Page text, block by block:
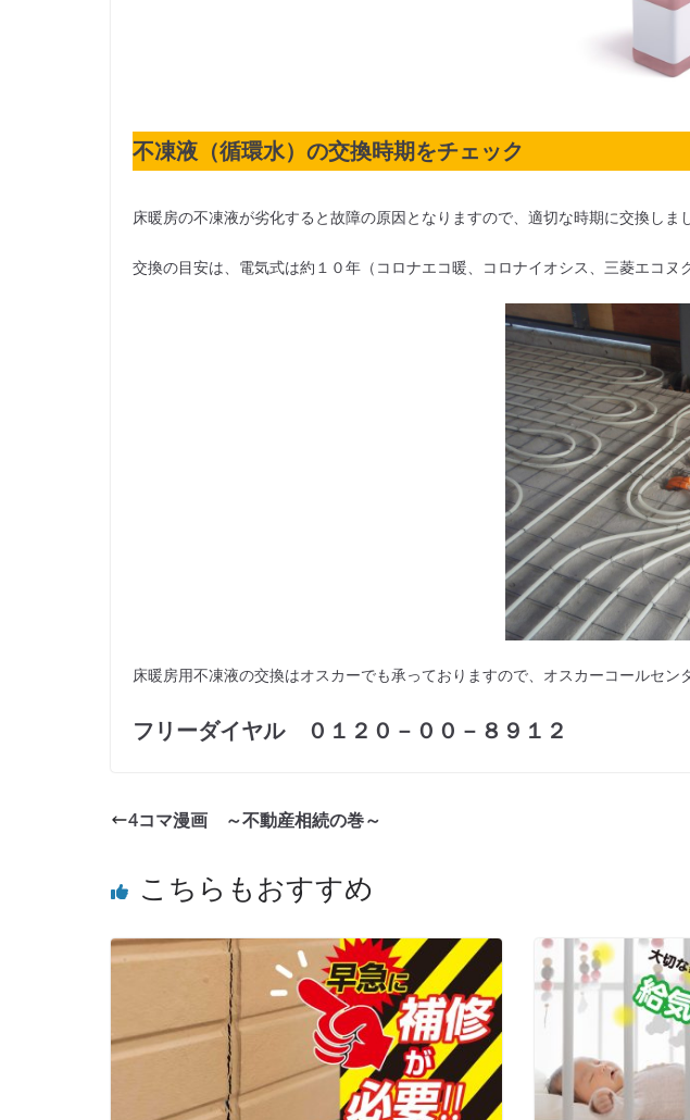
不凍液（循環水）の交換時期をチェック
床暖房の不凍液が劣化すると故障の原因となりますので、適切な時期に交換しま
交換の目安は、電気式は約１０年（コロナエコ暖、コロナイオシス、三菱エコヌ
床暖房用不凍液の交換はオスカーでも承っておりますので、オスカーコールセン
フリーダイヤル ０１２０－００－８９１２
4コマ漫画 ～不動産相続の巻～
こちらもおすすめ